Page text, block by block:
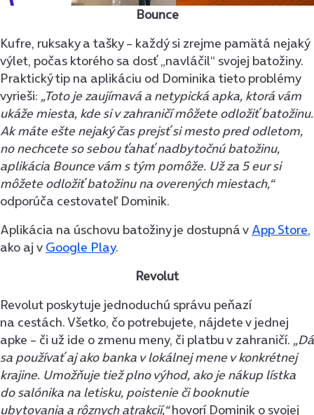
Bounce
Kufre, ruksaky a tašky – každý si zrejme pamätá nejaký
výlet, počas ktorého sa dosť „navláčil“ svojej batožiny.
Praktický tip na aplikáciu od Dominika tieto problémy
vyrieši: „Toto je zaujímavá a netypická apka, ktorá vám
ukáže miesta, kde si v zahraničí môžete odložiť batožinu.
Ak máte ešte nejaký čas prejsť si mesto pred odletom,
no nechcete so sebou ťahať nadbytočnú batožinu,
aplikácia Bounce vám s tým pomôže. Už za 5 eur si
môžete odložiť batožinu na overených miestach,“
odporúča cestovateľ Dominik.
Aplikácia na úschovu batožiny je dostupná v App Store,
ako aj v Google Play.
Revolut
Revolut poskytuje jednoduchú správu peňazí
na cestách. Všetko, čo potrebujete, nájdete v jednej
apke – či už ide o zmenu meny, či platbu v zahraničí. „Dá
sa používať aj ako banka v lokálnej mene v konkrétnej
krajine. Umožňuje tiež plno výhod, ako je nákup lístka
do salónika na letisku, poistenie či booknutie
ubytovania a rôznych atrakcií,“hovorí Dominik o svojej